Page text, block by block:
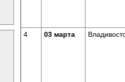
4 03 марта